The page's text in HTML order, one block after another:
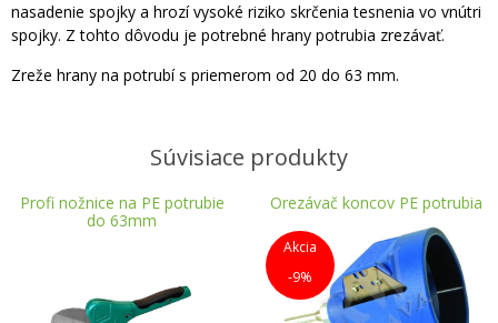
nasadenie spojky a hrozí vysoké riziko skrčenia tesnenia vo vnútri
spojky. Z tohto dôvodu je potrebné hrany potrubia zrezávať.
Zreže hrany na potrubí s priemerom od 20 do 63 mm.
Súvisiace produkty
Profi nožnice na PE potrubie
do 63mm
Orezávač koncov PE potrubia
Akcia
-9%